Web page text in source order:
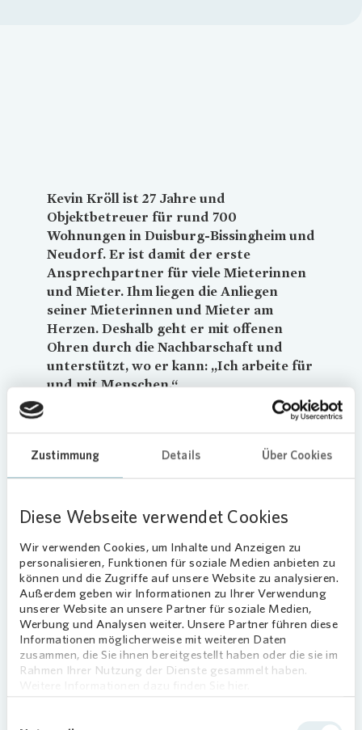
Zustimmung Details Über Cookies
Diese Webseite verwendet Cookies
Wir verwenden Cookies, um Inhalte und Anzeigen zu
personalisieren, Funktionen für soziale Medien anbieten zu
können und die Zugriffe auf unsere Website zu analysieren.
Außerdem geben wir Informationen zu Ihrer Verwendung
unserer Website an unsere Partner für soziale Medien,
Werbung und Analysen weiter. Unsere Partner führen diese
Informationen möglicherweise mit weiteren Daten
zusammen, die Sie ihnen bereitgestellt haben oder die sie im
Rahmen Ihrer Nutzung der Dienste gesammelt haben.
Kevin Kröll ist 27 Jahre und
Objektbetreuer für rund 700
Wohnungen in Duisburg-Bissingheim und
Neudorf. Er ist damit der erste
Ansprechpartner für viele Mieterinnen
und Mieter. Ihm liegen die Anliegen
seiner Mieterinnen und Mieter am
Herzen. Deshalb geht er mit offenen
Ohren durch die Nachbarschaft und
unterstützt, wo er kann: „Ich arbeite für
und mit Menschen.“
Vielfältiges Aufgabenprofil
Zu seinem Aufgabenprofil zählt, die Interessen
vonVonoviaals Eigentümer vor Ort zu wahren,
Sauberkeit in den Wohnanlagen.
Zudem ist er für die Kontrolle und
Dokumentation der Arbeiten externer
Dienstleister, wie Pflege der Außenanlagen,
Treppenhausreinigung und Winterdienst
verantwortlich.
Das Salz in der Suppe
Mietern und dem Objektbetreuen schafft viele